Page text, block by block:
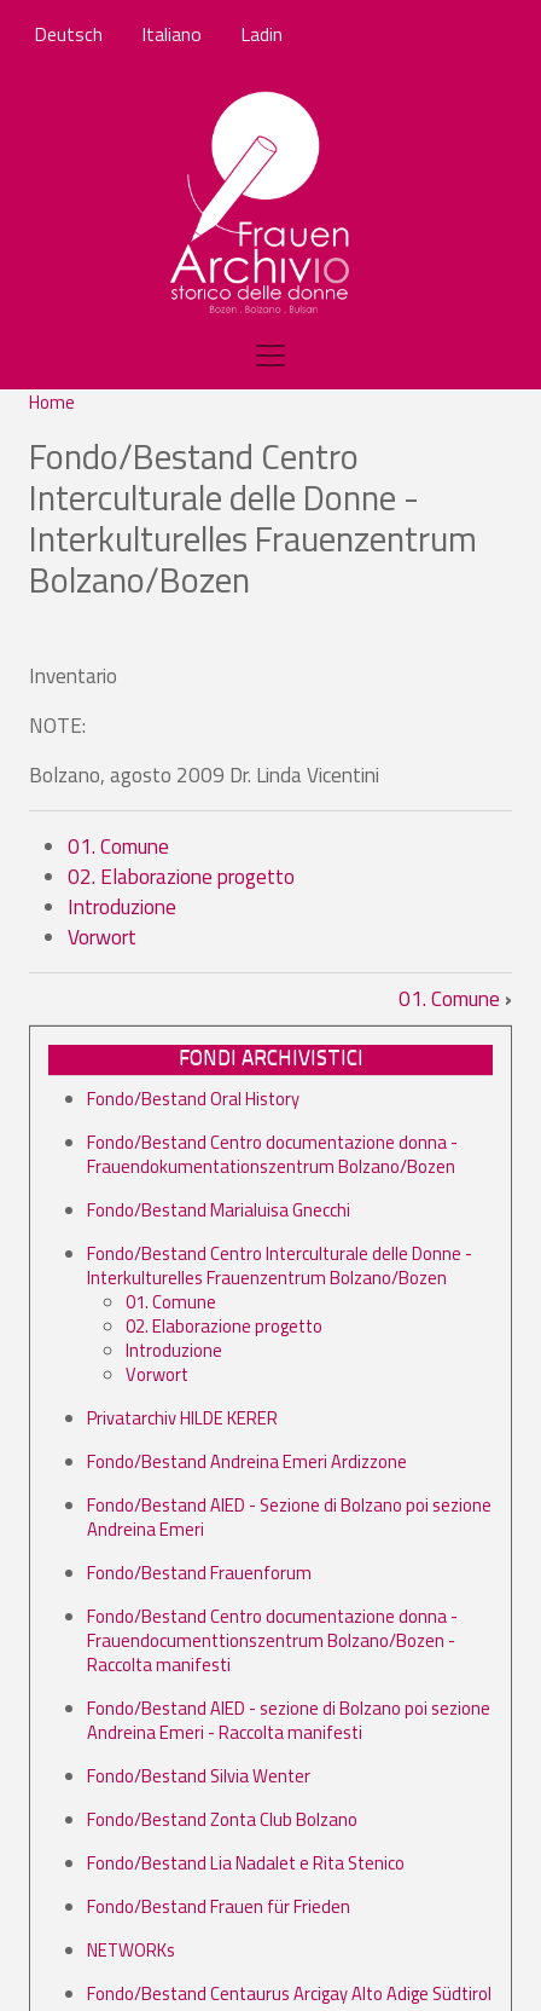
Deutsch Italiano Ladin
Home
Fondo/Bestand Centro
Interculturale delle Donne -
Interkulturelles Frauenzentrum
Bolzano/Bozen
Inventario
NOTE:
Bolzano, agosto 2009 Dr. Linda Vicentini
01. Comune
02. Elaborazione progetto
Introduzione
Vorwort
Link di attraversamento del book per
01. Comune ›
FONDI ARCHIVISTICI
Fondo/Bestand Oral History
Fondo/Bestand Centro documentazione donna -
Frauendokumentationszentrum Bolzano/Bozen
Fondo/Bestand Marialuisa Gnecchi
Fondo/Bestand Centro Interculturale delle Donne -
Interkulturelles Frauenzentrum Bolzano/Bozen
01. Comune
02. Elaborazione progetto
Introduzione
Vorwort
Privatarchiv HILDE KERER
Fondo/Bestand Andreina Emeri Ardizzone
Fondo/Bestand AIED - Sezione di Bolzano poi sezione
Andreina Emeri
Fondo/Bestand Frauenforum
Fondo/Bestand Centro documentazione donna -
Frauendocumenttionszentrum Bolzano/Bozen -
Raccolta manifesti
Fondo/Bestand AIED - sezione di Bolzano poi sezione
Andreina Emeri - Raccolta manifesti
Fondo/Bestand Silvia Wenter
Fondo/Bestand Zonta Club Bolzano
Fondo/Bestand Lia Nadalet e Rita Stenico
Fondo/Bestand Frauen für Frieden
NETWORKs
Fondo/Bestand Centaurus Arcigay Alto Adige Südtirol